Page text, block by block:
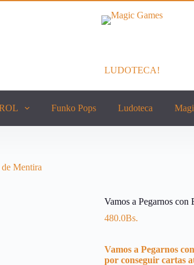
LUDOTECA!
Funko Pops Ludoteca
de Mentira
Vamos a Pegarnos con
480.0Bs.
Vamos a Pegarnos
por conseguir cartas